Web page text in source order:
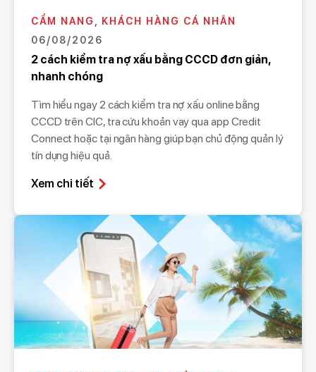
CẨM NANG, KHÁCH HÀNG CÁ NHÂN
06/08/2026
2 cách kiểm tra nợ xấu bằng CCCD đơn giản,
nhanh chóng
Tìm hiểu ngay 2 cách kiểm tra nợ xấu online bằng
CCCD trên CIC, tra cứu khoản vay qua app Credit
Connect hoặc tại ngân hàng giúp bạn chủ động quản lý
tín dụng hiệu quả.
Xem chi tiết